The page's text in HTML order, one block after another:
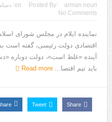
Posted By: arman nouri
on: دسامبر
No Comments
نماینده ایلام در مجلس شورای
اقتصادی دولت رئیسی، گفته است
آینده «غلط است»، دولت
باید تیم اقتصا... Read more
Share
Tweet